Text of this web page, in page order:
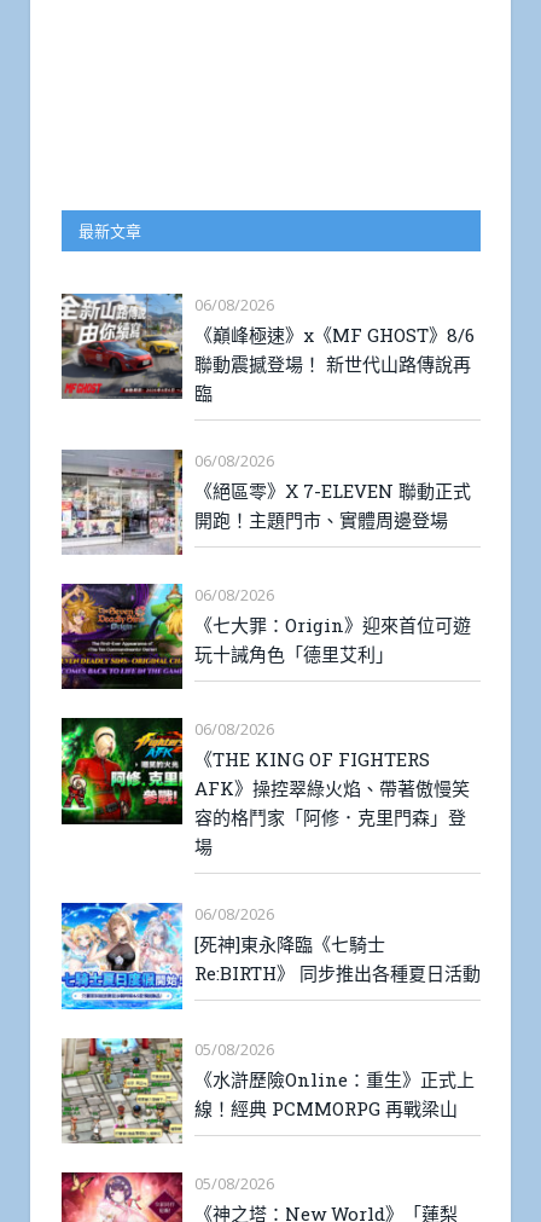
最新文章
06/08/2026
《巔峰極速》x《MF GHOST》8/6
聯動震撼登場！ 新世代山路傳說再
臨
06/08/2026
《絕區零》X 7-ELEVEN 聯動正式
開跑！主題門市、實體周邊登場
06/08/2026
《七大罪：Origin》迎來首位可遊
玩十誡角色「德里艾利」
06/08/2026
《THE KING OF FIGHTERS
AFK》操控翠綠火焰、帶著傲慢笑
容的格鬥家「阿修．克里門森」登
場
06/08/2026
[死神]東永降臨《七騎士
Re:BIRTH》 同步推出各種夏日活動
05/08/2026
《水滸歷險Online：重生》正式上
線！經典 PCMMORPG 再戰梁山
05/08/2026
《神之塔：New World》「蓮梨